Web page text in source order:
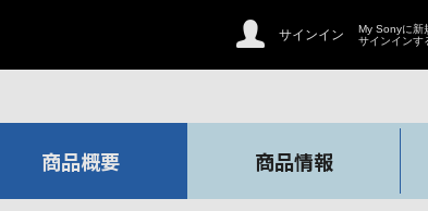
サインイン
My Sonyに新
サインインす
商品概要 商品情報